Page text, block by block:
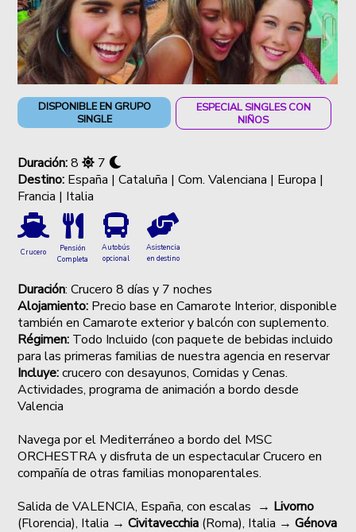
DISPONIBLE EN GRUPO
SINGLE
ESPECIAL SINGLES CON
NIÑOS
Duración:8
7
Destino: España | Cataluña | Com. Valenciana | Europa |
Francia | Italia
Crucero
Pensión
Completa
Autobús
opcional
Asistencia
en destino
Duración: Crucero 8 días y 7 noches
Alojamiento: Precio base en Camarote Interior, disponible
también en Camarote exterior y balcón con suplemento.
Régimen: Todo Incluido (con paquete de bebidas incluido
para las primeras familias de nuestra agencia en reservar
Incluye:crucero con desayunos, Comidas y Cenas.
Actividades, programa de animación a bordo desde
Valencia
Navega por el Mediterráneo a bordo del MSC
ORCHESTRA y disfruta de un espectacular Crucero en
compañía de otras familias monoparentales.
Salida de VALENCIA, España, con escalas → Livorno
(Florencia), Italia →Civitavecchia (Roma), Italia →Génova